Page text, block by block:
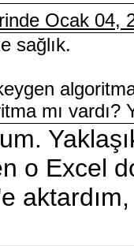
Ocak 04,
sağlık.
mı
o Excel